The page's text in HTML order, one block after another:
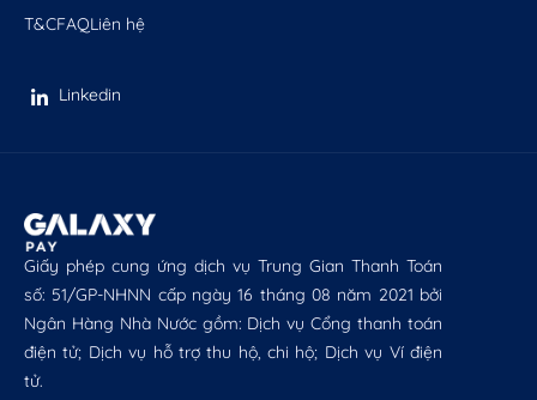
T&CFAQLiên hệ
Linkedin
Giấy phép cung ứng dịch vụ Trung Gian Thanh Toán
số: 51/GP-NHNN cấp ngày 16 tháng 08 năm 2021 bởi
Ngân Hàng Nhà Nước gồm: Dịch vụ Cổng thanh toán
điện tử; Dịch vụ hỗ trợ thu hộ, chi hộ; Dịch vụ Ví điện
tử.